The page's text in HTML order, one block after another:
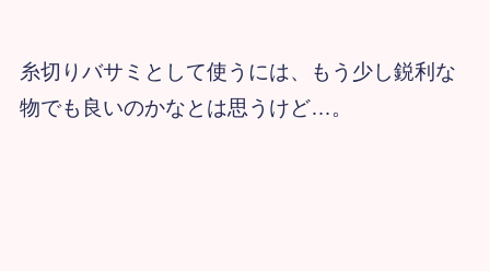
糸切りバサミとして使うには、
もう少し鋭利な
物でも良いのかなとは思うけど…。